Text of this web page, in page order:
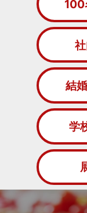
100
結
学